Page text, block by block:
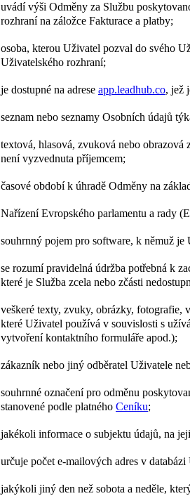
uvádí výši Odměny za Službu
rozhraní na záložce Fakturace a platby;
osoba, kterou Uživatel pozval do svého
Uživatelského rozhraní;
je dostupné na adrese app.leadhub.co, jež
seznam nebo seznamy Osobních údajů
textová, hlasová, zvuková nebo
není vyzvednuta příjemcem;
časové období k úhradě Odměny na
Nařízení Evropského parlamentu a rady
souhrnný pojem pro software, k němuž
se rozumí pravidelná údržba potřebná k
které je Služba zcela nebo zčásti
veškeré texty, zvuky, obrázky, fotografie,
které Uživatel používá v souvislosti s
vytvoření kontaktního formuláře apod.);
zákazník nebo jiný odběratel Uživatele
souhrnné označení pro odměnu
stanovené podle platného Ceníku;
jakékoli informace o subjektu údajů, na
určuje počet e-mailových adres v databázi
jakýkoli jiný den než sobota a neděle,